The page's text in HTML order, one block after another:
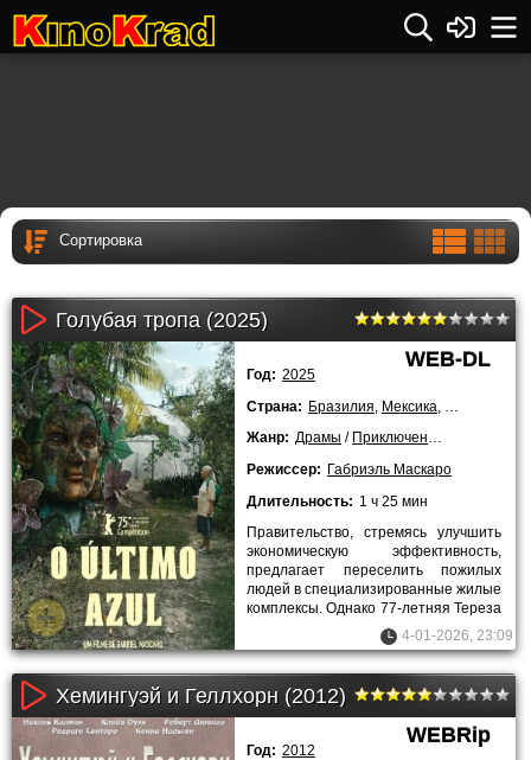
Голубая тропа (2025)
WEB-DL
Год: 2025
Страна: Бразилия Мексика
Жанр: Драмы / Приключения
Режиссер: Габриэль Маскаро
Длительность: 1 ч 25 мин
Правительство, стремясь улучшить
экономическую эффективность,
предлагает переселить пожилых
людей в специализированные жилые
комплексы. Однако 77-летняя Тереза
решает не подчиняться этим4-01-2026, 23:09
Хемингуэй и Геллхорн (2012)
WEBRip
Год: 2012